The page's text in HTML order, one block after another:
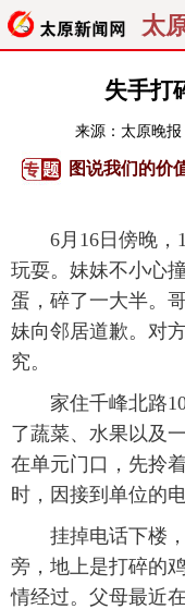
太
经济
旅游
看天下 晋
太原日报
失手打
来源： 太原晚报
图说我们的价
6月16日傍晚，
玩耍。妹妹不小心
蛋，碎了一大半。
妹向邻居道歉。对
究。
家住千峰北路
了蔬菜、水果以及
在单元门口，先拎
时，因接到单位的
挂掉电话下楼，
旁，地上是打碎的
情经过。父母最近